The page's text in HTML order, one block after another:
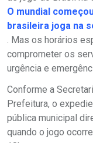
O mundial
brasileira joga na
. Mas os horários
comprometer os
urgência e
Conforme a
Prefeitura, o
pública municipal
quando o jogo